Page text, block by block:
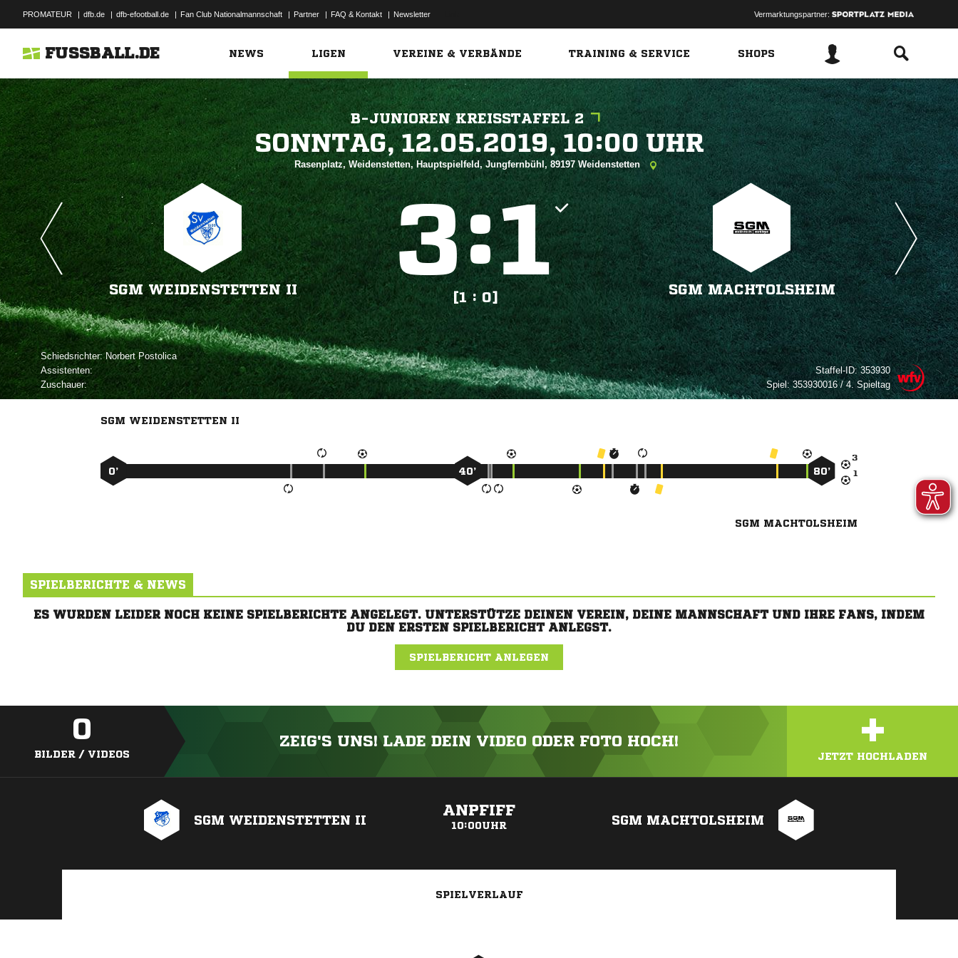
PROMATEUR | dfb.de | dfb-efootball.de | Fan Club Nationalmannschaft | Partner | FAQ & Kontakt | Newsletter Vermarktungspartner:
FUSSBALL.DE NEWS LIGEN VEREINE & VERBÄNDE TRAINING & SERVICE SHOPS
B-JUNIOREN KREISSTAFFEL 2
   
Rasenplatz, Weidenstetten, Hauptspielfeld, Jungfernbühl, 89197 Weidenstetten
SGM WEIDENSTETTEN II
:
[1 : 0]
SGM MACHTOLSHEIM
Schiedsrichter: 
Assistenten:
Zuschauer:
Staffel-ID:353930
Spiel:353930016 / 4. Spieltag
SGM WEIDENSTETTEN II


0’ 40’ 80’
SGM MACHTOLSHEIM
SPIELBERICHTE & NEWS
ES WURDEN LEIDER NOCH KEINE SPIELBERICHTE ANGELEGT. UNTERSTÜTZE DEINEN VEREIN, DEINE MANNSCHAFT UND IHRE FANS, INDEM
DU DEN ERSTEN SPIELBERICHT ANLEGST.
SPIELBERICHT ANLEGEN
0
BILDER / VIDEOS
ZEIG'S UNS! LADE DEIN VIDEO ODER FOTO HOCH! +
JETZT HOCHLADEN
SGM WEIDENSTETTEN II
ANPFIFF
10:00UHR SGM MACHTOLSHEIM
SPIELVERLAUF